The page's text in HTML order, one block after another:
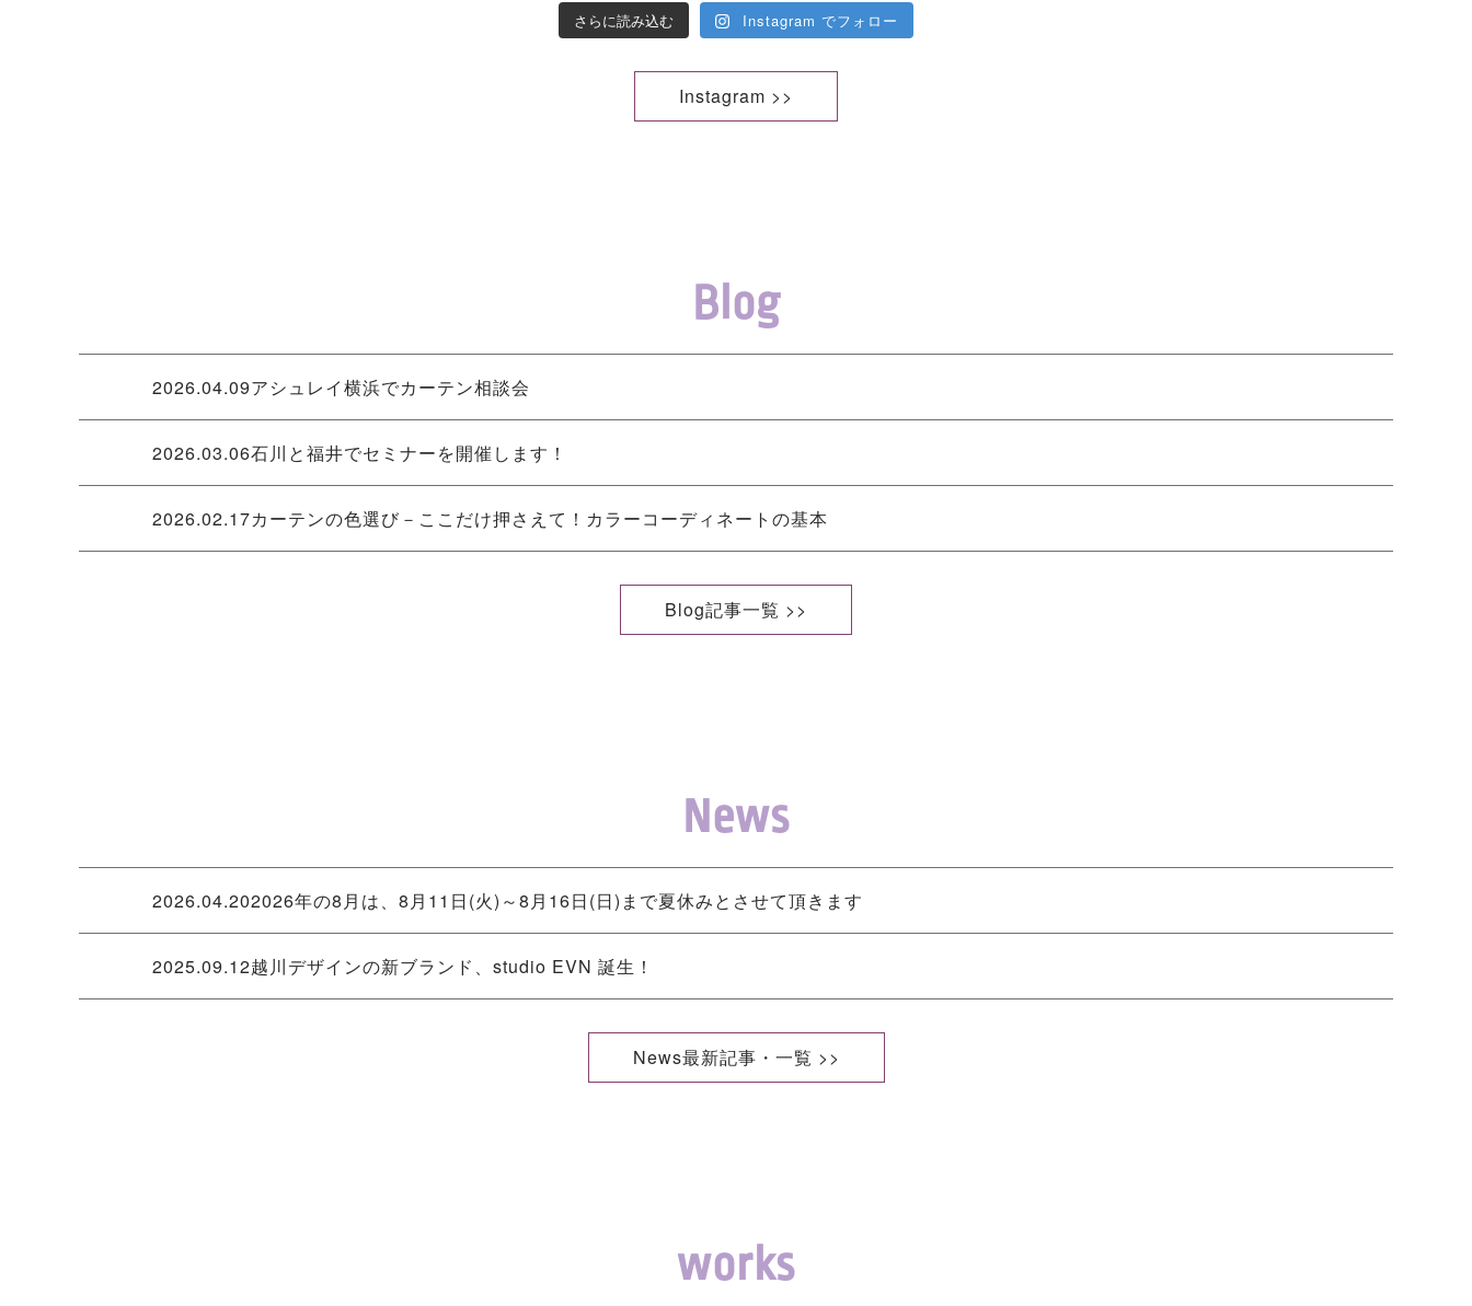
さらに読み込む Instagram でフォロー
Instagram >>
Blog
2026.04.09アシュレイ横浜でカーテン相談会
2026.03.06石川と福井でセミナーを開催します！
2026.02.17カーテンの色選び－ここだけ押さえて！カラーコーディネートの基本
Blog記事一覧 >>
News
2026.04.202026年の8月は、8月11日(火)～8月16日(日)まで夏休みとさせて頂きます
2025.09.12越川デザインの新ブランド、studio EVN 誕生！
News最新記事・一覧 >>
works